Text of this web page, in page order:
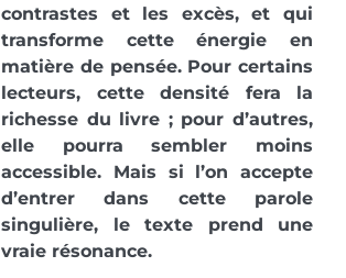
contrastes et les excès, et qui
transforme cette énergie en
matière de pensée. Pour certains
lecteurs, cette densité fera la
richesse du livre ; pour d’autres,
elle pourra sembler moins
accessible. Mais si l’on accepte
d’entrer dans cette parole
singulière, le texte prend une
vraie résonance.